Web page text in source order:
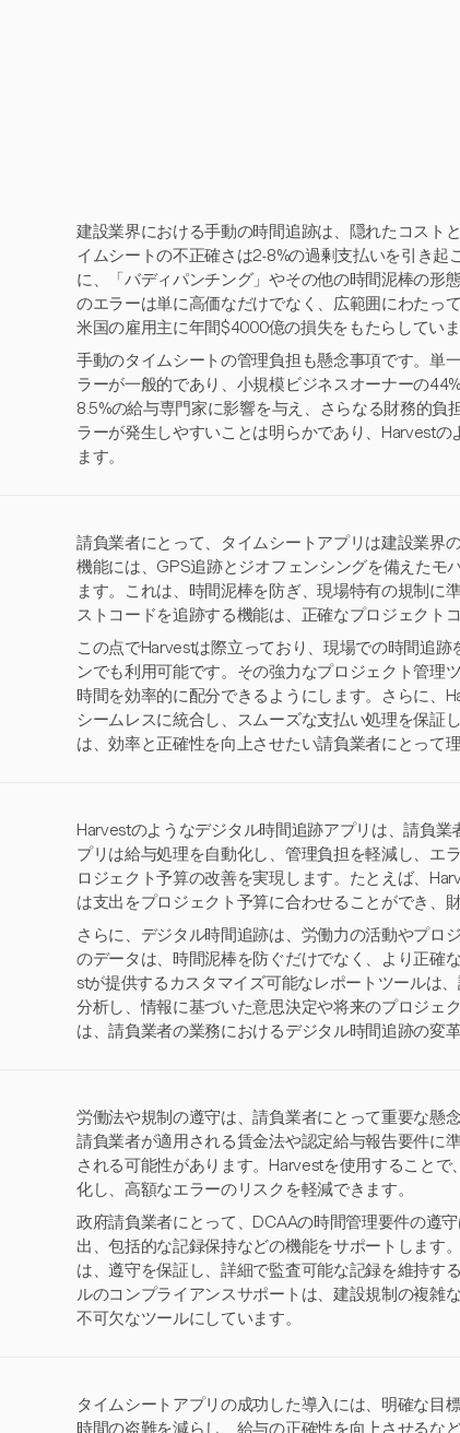
建設業界における手動の時間追跡は、隠れたコスト
イムシートの不正確さは2-8%の過剰支払いを引き
に、「バディパンチング」やその他の時間泥棒の形
のエラーは単に高価なだけでなく、広範囲にわたっ
米国の雇用主に年間$4000億の損失をもたらしていま
手動のタイムシートの管理負担も懸念事項です。単
ラーが一般的であり、小規模ビジネスオーナーの
8.5%の給与専門家に影響を与え、さらなる財務的
ラーが発生しやすいことは明らかであり、Harvest
ます。
請負業者にとって、タイムシートアプリは建設業界
機能には、GPS追跡とジオフェンシングを備えたモ
ます。これは、時間泥棒を防ぎ、現場特有の規制に
ストコードを追跡する機能は、正確なプロジェクト
この点でHarvestは際立っており、現場での時間追
ンでも利用可能です。その強力なプロジェクト管理
時間を効率的に配分できるようにします。さらに、
シームレスに統合し、スムーズな支払い処理を保証
は、効率と正確性を向上させたい請負業者にとって
Harvestのようなデジタル時間追跡アプリは、請負
プリは給与処理を自動化し、管理負担を軽減し、エ
ロジェクト予算の改善を実現します。たとえば、
は支出をプロジェクト予算に合わせることができ、
さらに、デジタル時間追跡は、労働力の活動やプロ
のデータは、時間泥棒を防ぐだけでなく、より正確
stが提供するカスタマイズ可能なレポートツールは
分析し、情報に基づいた意思決定や将来のプロジェ
は、請負業者の業務におけるデジタル時間追跡の変
労働法や規制の遵守は、請負業者にとって重要な懸
請負業者が適用される賃金法や認定給与報告要件に
される可能性があります。Harvestを使用すること
化し、高額なエラーのリスクを軽減できます。
政府請負業者にとって、DCAAの時間管理要件の遵
出、包括的な記録保持などの機能をサポートします
は、遵守を保証し、詳細で監査可能な記録を維持す
ルのコンプライアンスサポートは、建設規制の複雑
不可欠なツールにしています。
タイムシートアプリの成功した導入には、明確な目